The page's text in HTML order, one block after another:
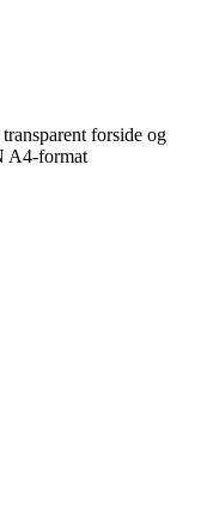
forside og
A4-format